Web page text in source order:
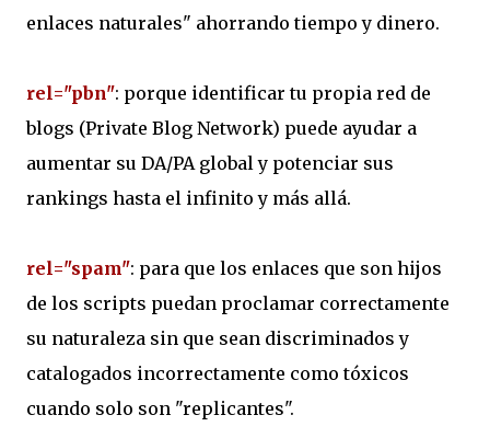
enlaces naturales" ahorrando tiempo y dinero.
rel="pbn": porque identificar tu propia red de
blogs (Private Blog Network) puede ayudar a
aumentar su DA/PA global y potenciar sus
rankings hasta el infinito y más allá.
rel="spam": para que los enlaces que son hijos
de los scripts puedan proclamar correctamente
su naturaleza sin que sean discriminados y
catalogados incorrectamente como tóxicos
cuando solo son "replicantes".